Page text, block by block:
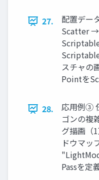
27.
配置デー
Scatter
スチャの
Pointを
28.
応用例③
ゴンの複
グ描画（
ドウマッ
Passを定